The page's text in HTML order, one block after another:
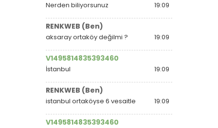
19:09
Nerden biliyorsunuz
RENKWEB (Ben)
19:09
aksaray ortaköy değilmi ?
V1495814835393460
19:09
İstanbul
RENKWEB (Ben)
19:09
istanbul ortaköyse 6 vesaitle
V1495814835393460